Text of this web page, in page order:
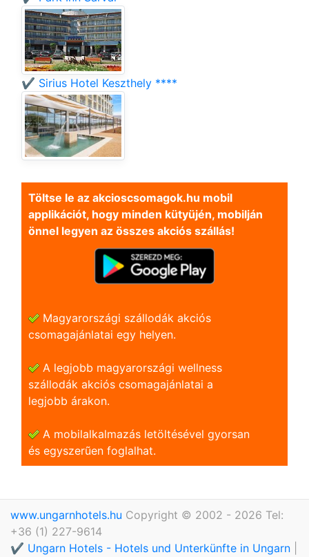
✔️ Sirius Hotel Keszthely ****
Töltse le az akcioscsomagok.hu mobil
applikációt, hogy minden kütyüjén, mobilján
önnel legyen az összes akciós szállás!
Magyarországi szállodák akciós
csomagajánlatai egy helyen.
A legjobb magyarországi wellness
szállodák akciós csomagajánlatai a
legjobb árakon.
A mobilalkalmazás letöltésével gyorsan
és egyszerũen foglalhat.
www.ungarnhotels.hu Copyright © 2002 - 2026 Tel:
+36 (1) 227-9614
✔️ Ungarn Hotels - Hotels und Unterkünfte in Ungarn